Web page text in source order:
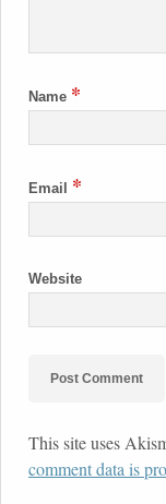
Name *
Email *
Website
This site uses
comment data is